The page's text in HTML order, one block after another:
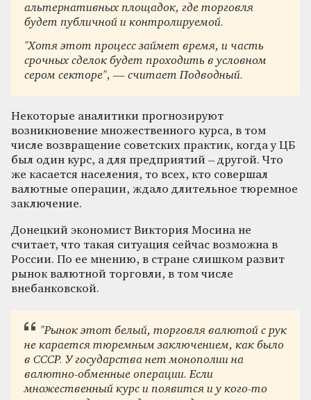
альтернативных площадок, где торговля
будет публичной и контролируемой.
"Хотя этот процесс займет время, и часть
срочных сделок будет проходить в условном
сером секторе", — считает Подводный.
Некоторые аналитики прогнозируют
возникновение множественного курса, в том
числе возвращение советских практик, когда у ЦБ
был один курс, а для предприятий – другой. Что
же касается населения, то всех, кто совершал
валютные операции, ждало длительное тюремное
заключение.
Донецкий экономист Виктория Мосина не
считает, что такая ситуация сейчас возможна в
России. По ее мнению, в стране слишком развит
рынок валютной торговли, в том числе
внебанковской.
"Рынок этот белый, торговля валютой с рук
не карается тюремным заключением, как было
в СССР. У государства нет монополии на
валютно-обменные операции. Если
множественный курс и появится и у кого-то